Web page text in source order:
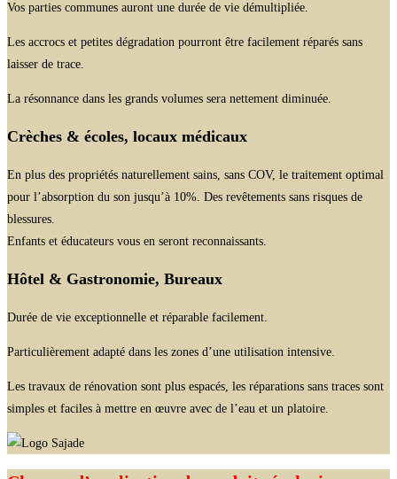
Vos parties communes auront une durée de vie démultipliée.
Les accrocs et petites dégradation pourront être facilement réparés sans
laisser de trace.
La résonnance dans les grands volumes sera nettement diminuée.
Crèches & écoles, locaux médicaux
En plus des propriétés naturellement sains, sans COV, le traitement optimal
pour l’absorption du son jusqu’à 10%. Des revêtements sans risques de
blessures.
Enfants et éducateurs vous en seront reconnaissants.
Hôtel & Gastronomie, Bureaux
Durée de vie exceptionnelle et réparable facilement.
Particulièrement adapté dans les zones d’une utilisation intensive.
Les travaux de rénovation sont plus espacés, les réparations sans traces sont
simples et faciles à mettre en œuvre avec de l’eau et un platoire.